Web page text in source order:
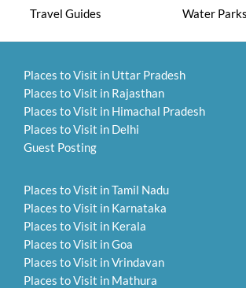
Travel Guides Water Parks
Places to Visit in Uttar Pradesh
Places to Visit in Rajasthan
Places to Visit in Himachal Pradesh
Places to Visit in Delhi
Guest Posting
Places to Visit in Tamil Nadu
Places to Visit in Karnataka
Places to Visit in Kerala
Places to Visit in Goa
Places to Visit in Vrindavan
Places to Visit in Mathura